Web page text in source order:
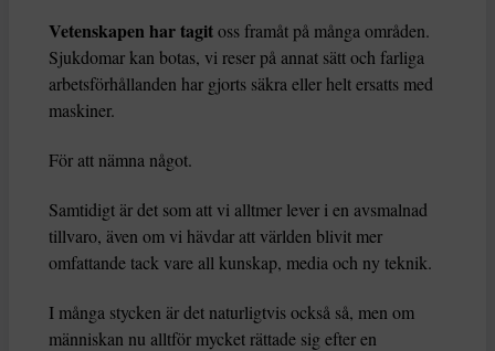
Vetenskapen har tagitoss framåt på många områden.
Sjukdomar kan botas, vi reser på annat sätt och farliga
arbetsförhållanden har gjorts säkra eller helt ersatts med
maskiner.
För att nämna något.
Samtidigt är det som att vi alltmer lever i en avsmalnad
tillvaro, även om vi hävdar att världen blivit mer
omfattande tack vare all kunskap, media och ny teknik.
I många stycken är det naturligtvis också så, men om
människan nu alltför mycket rättade sig efter en